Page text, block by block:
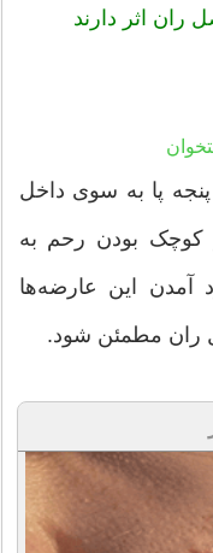
ران اثر دارند
پا به سوی داخل
کوچک بودن رحم به
این عارضه‌ها
ران مطمئن شود.